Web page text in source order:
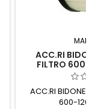
ACC.RI
FILTRO 600-
ACC.RI BIDONE
600-1200